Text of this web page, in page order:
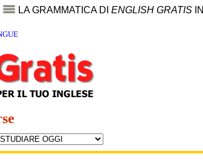
LA GRAMMATICA DI ENGLISH GRATIS IN